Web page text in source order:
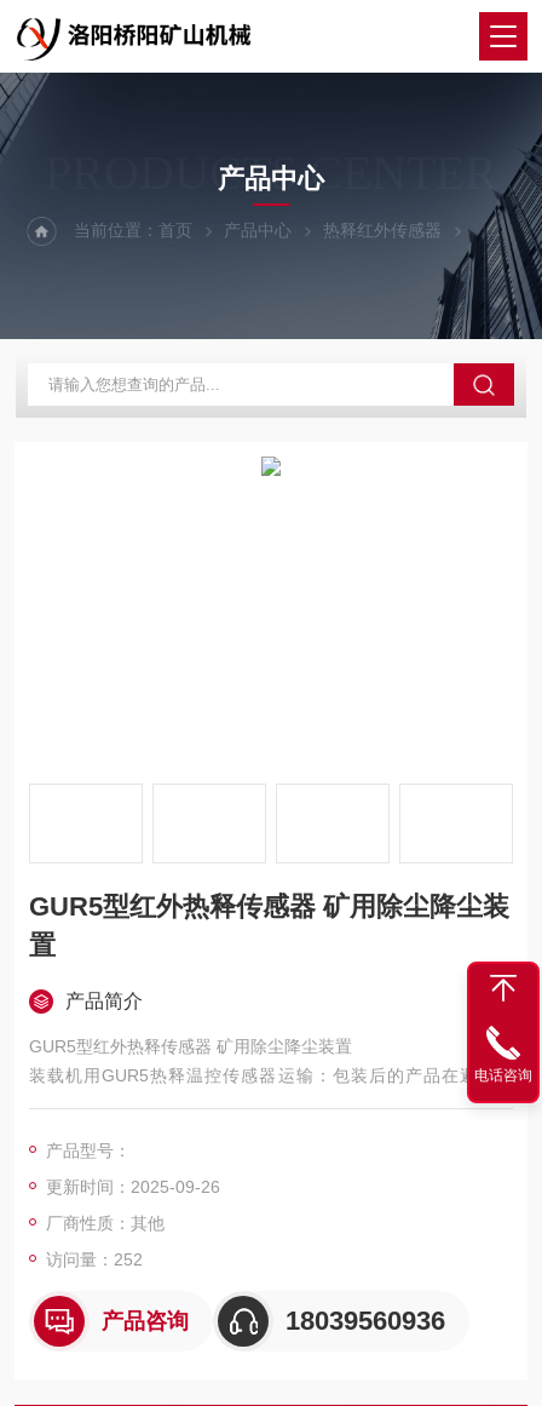
PRODUCTS CENTER
产品中心
当前位置：首页 产品中心 热释红外传感器 红外传
GUR5型红外热释传感器 矿用除尘降尘装
置
产品简介
GUR5型红外热释传感器 矿用除尘降尘装置
装载机用GUR5热释温控传感器运输：包装后的产品在避免日
晒、雨雪直接淋袭，避免跌落，碰撞的条件下，可适用于水运、
产品型号：
更新时间：2025-09-26
厂商性质：其他
访问量：252
产品咨询 18039560936
电话咨询